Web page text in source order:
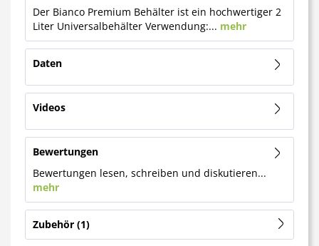
Der Bianco Premium Behälter ist ein hochwertiger 2
Liter Universalbehälter Verwendung:... mehr
Daten
Videos
Bewertungen
Bewertungen lesen, schreiben und diskutieren...
mehr
Zubehör 1